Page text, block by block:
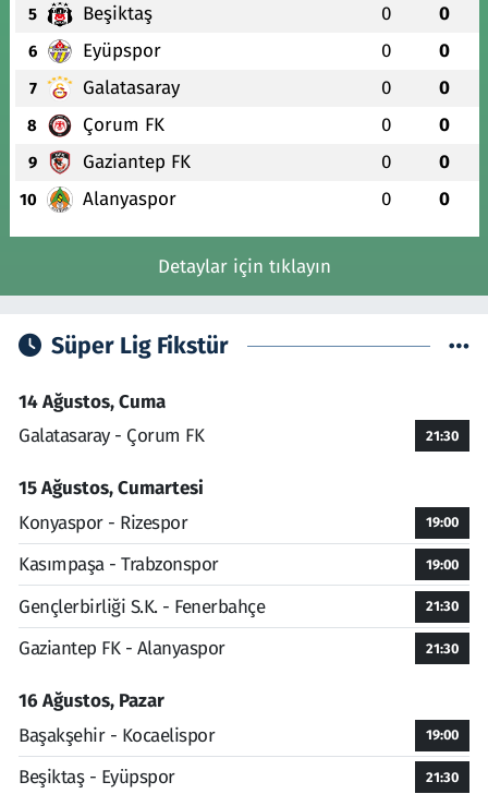
5 Beşiktaş 0 0
6 Eyüpspor 0 0
7 Galatasaray 0 0
8 Çorum FK 0 0
9 Gaziantep FK 0 0
10 Alanyaspor 0 0
Detaylar için tıklayın
Süper Lig Fikstür
14 Ağustos, Cuma
Galatasaray - Çorum FK
21:30
15 Ağustos, Cumartesi
Konyaspor - Rizespor
19:00
Kasımpaşa - Trabzonspor 19:00
Gençlerbirliği S.K. - Fenerbahçe 21:30
Gaziantep FK - Alanyaspor 21:30
16 Ağustos, Pazar
Başakşehir - Kocaelispor
19:00
Beşiktaş - Eyüpspor 21:30